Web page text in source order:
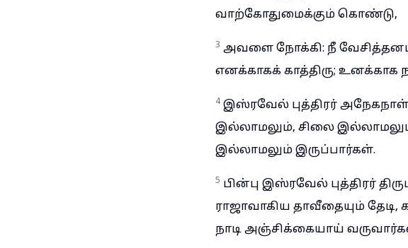
வாற்கோதுமைக்கும் கொண்டு,
3 அவளை நோக்கி: நீ
எனக்காகக் காத்திரு; உனக்காக
4 இஸ்ரவேல் புத்திரர்
இல்லாமலும், சிலை
இல்லாமலும் இருப்பார்கள்.
5 பின்பு இஸ்ரவேல் புத்திரர்
ராஜாவாகிய தாவீதையும்
நாடி அஞ்சிக்கையாய்